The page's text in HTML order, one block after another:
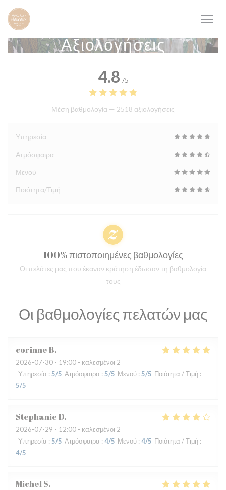
Πίνακας διαχείρισης "Μπισκότων" (Cookies)
Αξιολογήσεις
Οι βαθμολογίες πελατών μας
corinneB
2026-07-30 - 19:00 - καλεσμένοι 2
Υπηρεσία : 5/5 Ατμόσφαιρα : 5/5 Μενού : 5/5 Ποιότητα / Τιμή :
5/5
StephanieD
2026-07-29 - 12:00 - καλεσμένοι 2
Υπηρεσία : 5/5 Ατμόσφαιρα : 4/5 Μενού : 4/5 Ποιότητα / Τιμή :
4/5
MichelS
4.8 /5
Μέση βαθμολογία — 2518 αξιολογήσεις
Υπηρεσία
Ατμόσφαιρα
Μενού
Ποιότητα/Τιμή
100% πιστοποιημένες βαθμολογίες
Οι πελάτες μας που έκαναν κράτηση έδωσαν τη βαθμολογία
τους